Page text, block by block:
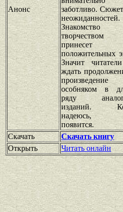
Анонс
заботливо.
неожиданностей.
творчеством
принесет
положительных
Значит
ждать
произведение
особняком в
ряду
изданий.
надеюсь,
появится.
Скачать
Скачать книгу
Открыть
Читать онлайн